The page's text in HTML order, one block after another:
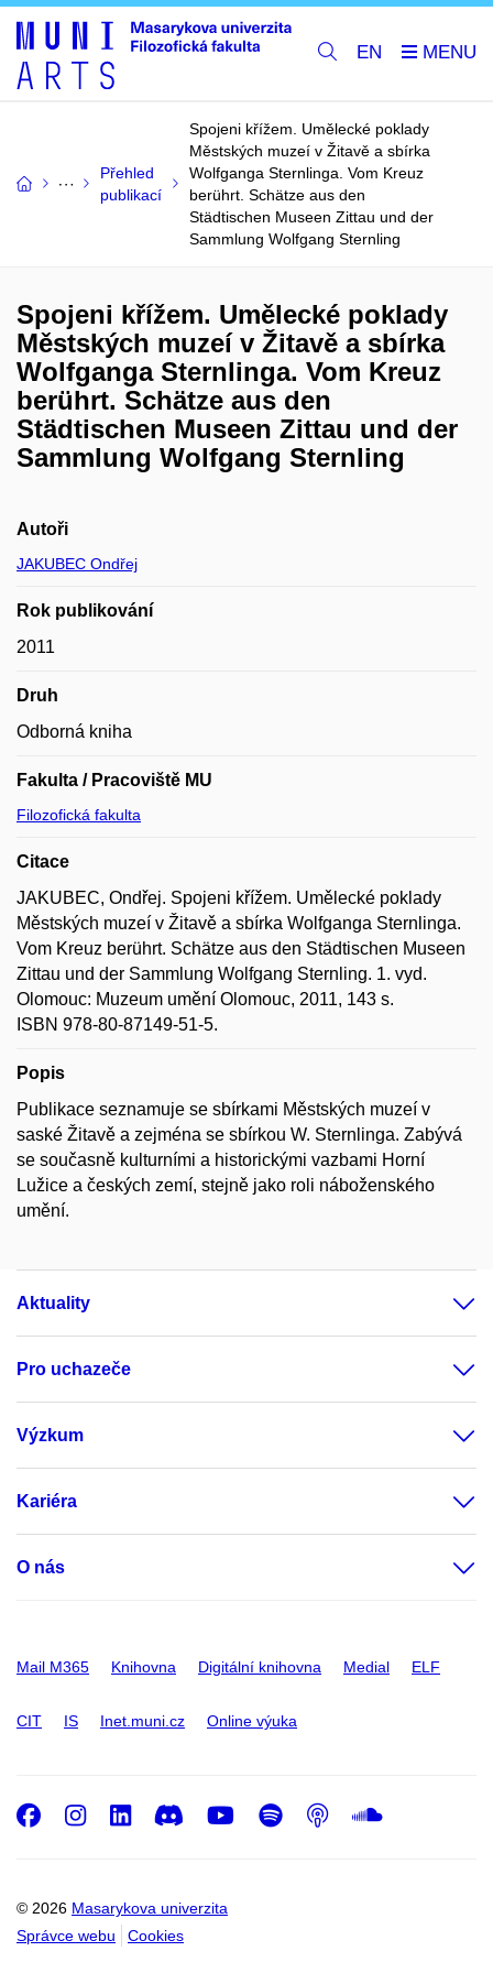
EN
Přehled
publikací
Spojeni křížem. Umělecké poklady
Městských muzeí v Žitavě a sbírka
Wolfganga Sternlinga. Vom Kreuz
berührt. Schätze aus den
Städtischen Museen Zittau und der
Sammlung Wolfgang Sternling
Spojeni křížem. Umělecké poklady
Městských muzeí v Žitavě a sbírka
Wolfganga Sternlinga. Vom Kreuz
berührt. Schätze aus den
Städtischen Museen Zittau und der
Sammlung Wolfgang Sternling
Autoři
JAKUBEC Ondřej
Rok publikování
2011
Druh
Odborná kniha
Fakulta / Pracoviště MU
Filozofická fakulta
Citace
JAKUBEC, Ondřej. Spojeni křížem. Umělecké poklady
Městských muzeí v Žitavě a sbírka Wolfganga Sternlinga.
Vom Kreuz berührt. Schätze aus den Städtischen Museen
Zittau und der Sammlung Wolfgang Sternling. 1. vyd.
Olomouc: Muzeum umění Olomouc, 2011, 143 s.
ISBN 978-80-87149-51-5.
Popis
Publikace seznamuje se sbírkami Městských muzeí v
saské Žitavě a zejména se sbírkou W. Sternlinga. Zabývá
se současně kulturními a historickými vazbami Horní
Lužice a českých zemí, stejně jako roli náboženského
umění.
Aktuality
Pro uchazeče
Výzkum
Kariéra
O nás
Mail M365 Knihovna Digitální knihovna Medial ELF
CIT IS Inet.muni.cz Online výuka
© 2026 Masarykova univerzita
Správce webu
Cookies
Facebook
Instagram
LinkedIn
DiscordYoutube
Spotify
Podcast